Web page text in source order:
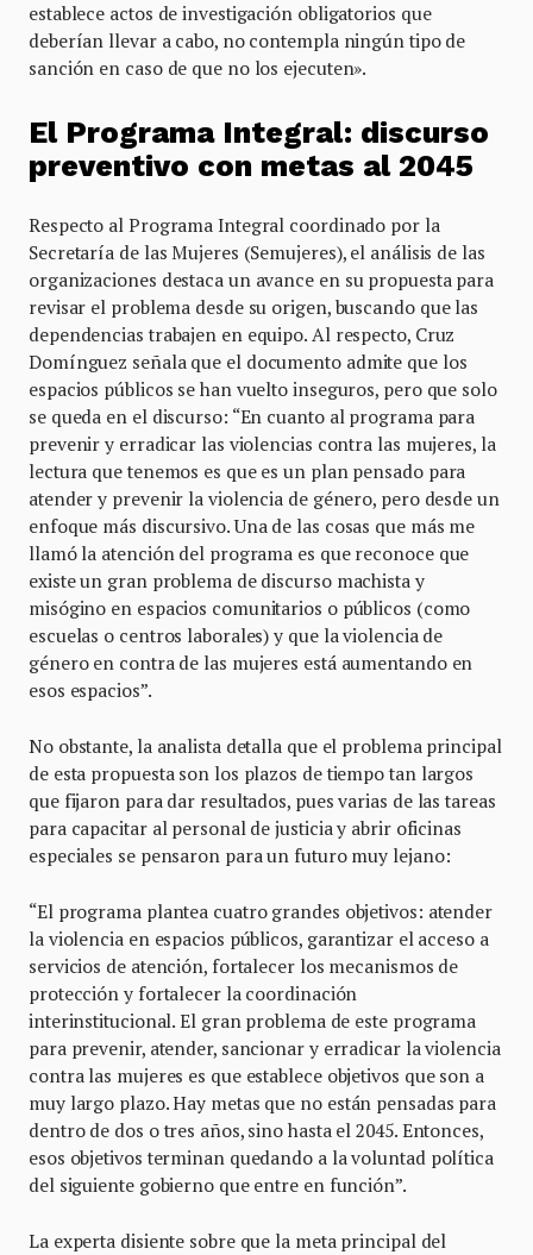
establece actos de investigación obligatorios que
deberían llevar a cabo, no contempla ningún tipo de
sanción en caso de que no los ejecuten».
El Programa Integral: discurso
preventivo con metas al 2045
Respecto al Programa Integral coordinado por la
Secretaría de las Mujeres (Semujeres), el análisis de las
organizaciones destaca un avance en su propuesta para
revisar el problema desde su origen, buscando que las
dependencias trabajen en equipo. Al respecto, Cruz
Domínguez señala que el documento admite que los
espacios públicos se han vuelto inseguros, pero que solo
se queda en el discurso: “En cuanto al programa para
prevenir y erradicar las violencias contra las mujeres, la
lectura que tenemos es que es un plan pensado para
atender y prevenir la violencia de género, pero desde un
enfoque más discursivo. Una de las cosas que más me
llamó la atención del programa es que reconoce que
existe un gran problema de discurso machista y
misógino en espacios comunitarios o públicos (como
escuelas o centros laborales) y que la violencia de
género en contra de las mujeres está aumentando en
esos espacios”.
No obstante, la analista detalla que el problema principal
de esta propuesta son los plazos de tiempo tan largos
que fijaron para dar resultados, pues varias de las tareas
para capacitar al personal de justicia y abrir oficinas
especiales se pensaron para un futuro muy lejano:
“El programa plantea cuatro grandes objetivos: atender
la violencia en espacios públicos, garantizar el acceso a
servicios de atención, fortalecer los mecanismos de
protección y fortalecer la coordinación
interinstitucional. El gran problema de este programa
para prevenir, atender, sancionar y erradicar la violencia
contra las mujeres es que establece objetivos que son a
muy largo plazo. Hay metas que no están pensadas para
dentro de dos o tres años, sino hasta el 2045. Entonces,
esos objetivos terminan quedando a la voluntad política
del siguiente gobierno que entre en función”.
La experta disiente sobre que la meta principal del